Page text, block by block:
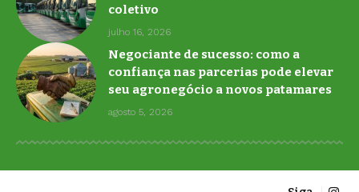
coletivo
julho 16, 2026
Negociante de sucesso: como a
confiança nas parcerias pode elevar
seu agronegócio a novos patamares
agosto 5, 2026